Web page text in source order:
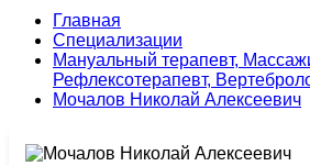
Главная
Специализации
Мануальный терапевт,
Рефлексотерапевт,
Мочалов Николай Алексеевич